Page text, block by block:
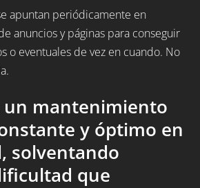
apuntan periódicamente en
anuncios y páginas para conseguir
o eventuales de vez en cuando. No
un mantenimiento
y óptimo en
solventando
que